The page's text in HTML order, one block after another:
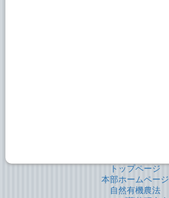
トップページ
本部ホームページ
自然有機農法